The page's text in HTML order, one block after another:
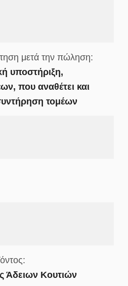
μετά την πώληση:
υποστήριξη,
που αναθέτει και
τομέων
Άδειων Κουτιών